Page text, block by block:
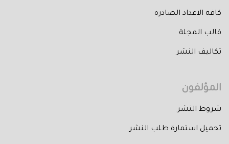
كافه الاعداد الصادره
قالب المجلة
تكاليف النشر
المؤلفون
شروط النشر
تحميل استمارة طلب النشر